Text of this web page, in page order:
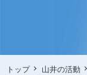
トップ 山井の活動